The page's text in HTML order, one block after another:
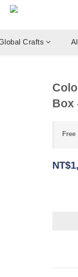
Crafts
Box